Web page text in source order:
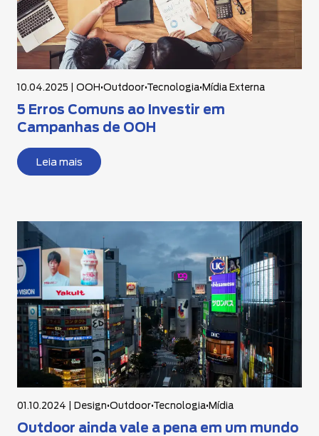
10.04.2025 | OOH •Outdoor•Tecnologia• Mídia Externa
5 Erros Comuns ao Investir em
Campanhas de OOH
Leia mais
01.10.2024 | Design•Outdoor•Tecnologia• Mídia
Outdoor ainda vale a pena em um mundo